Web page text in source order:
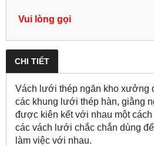
Vui lòng gọi
CHI TIẾT
Vách lưới thép ngăn kho xưởng
các khung lưới thép hàn, giằng
được kiên kết với nhau một
các vách lưới chắc chắn dùng
làm việc với nhau.